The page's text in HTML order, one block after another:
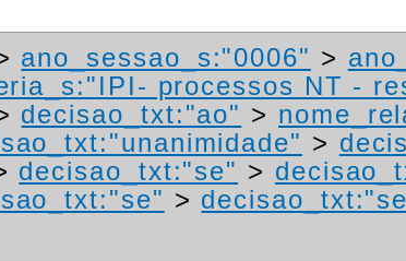
ano_sessao_s:"0006" >
processos NT -
decisao_txt:"ao" >
>
decisao_txt:"se" >
>